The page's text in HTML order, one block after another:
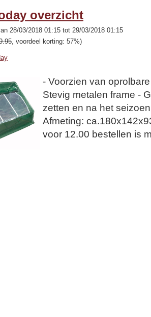
overzicht
28/03/2018 01:15 tot 29/03/2018 01:15
, voordeel korting: 57%)
- Voorzien van
Stevig metalen frame -
zetten en na het
Afmeting:
voor 12.00 bestellen is